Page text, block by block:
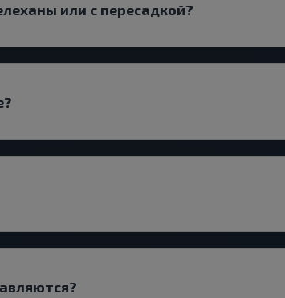
или с пересадкой?